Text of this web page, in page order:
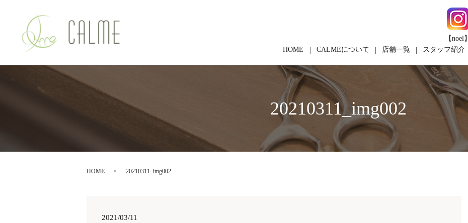
HOME CALMEについて 店舗一覧 スタッフ紹介
【noel】
20210311_img002
HOME 20210311_img002
2021/03/11